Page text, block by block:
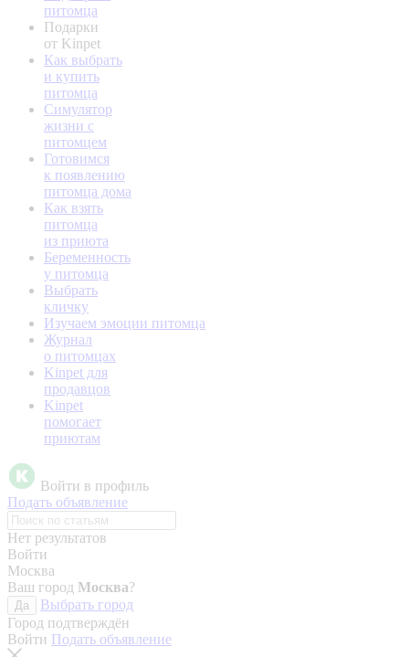
питомца
Подарки
от Kinpet
Как выбрать
и купить
питомца
Симулятор
жизни с
питомцем
Готовимся
к появлению
питомца дома
Как взять
питомца
из приюта
Беременность
у питомца
Выбрать
кличку
Изучаем эмоции питомца
Журнал
о питомцах
Kinpet для
продавцов
Kinpet
помогает
приютам
Войти в профиль
Подать объявление
Нет результатов
Войти
Москва
Ваш город Москва?
Да
Выбрать город
Город подтверждён
Войти Подать объявление